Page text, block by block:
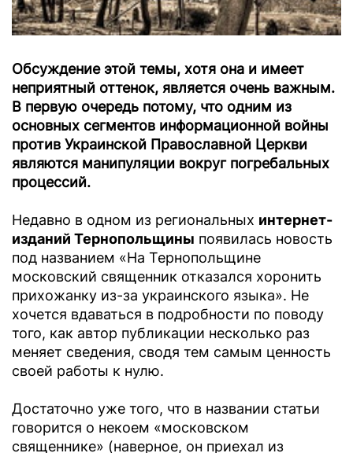
Обсуждение этой темы, хотя она и имеет
неприятный оттенок, является очень важным.
В первую очередь потому, что одним из
основных сегментов информационной войны
против Украинской Православной Церкви
являются манипуляции вокруг погребальных
процессий.
Недавно в одном из региональных интернет-
изданий Тернопольщины появилась новость
под названием «На Тернопольщине
московский священник отказался хоронить
прихожанку из-за украинского языка». Не
хочется вдаваться в подробности по поводу
того, как автор публикации несколько раз
меняет сведения, сводя тем самым ценность
своей работы к нулю.
Достаточно уже того, что в названии статьи
говорится о некоем «московском
священнике» (наверное, он приехал из